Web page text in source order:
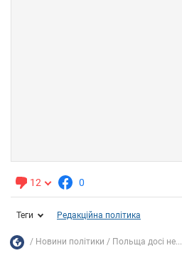
12 0
Теги Редакційна політика
Новини політики Польща досі не...